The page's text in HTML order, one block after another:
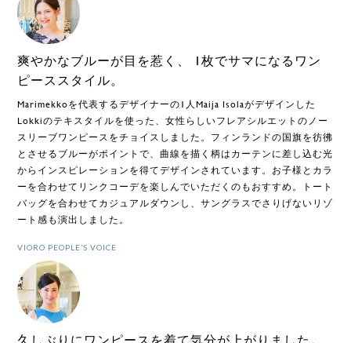
爽やかなブルーが目を惹く、
1枚でサマになるワン
ピーススタイル。
Marimekkoを代表するデザイナーの1人Maija Isolaがデザインした
Lokkiのテキスタイルを使った、女性らしいフレアシルエットのノー
スリーブワンピースをチョイスしました。フィンランドの国旗を彷彿
とさせるブルーがポイントで、曲線を描く柄はカーテンに差し込む光
からインスピレーションを得てデザインされています。お子様とカラ
ーを合わせてリンクコーデを楽しんでいただくのもおすすめ。トート
バッグを合わせてカジュアルダウンし、サングラスでさりげないリゾ
ート感も演出しました。
VIORO PEOPLE’S VOICE